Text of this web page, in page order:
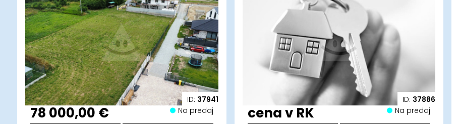
ID: 37941
78 000,00 € Na predaj
ID: 37886
cena v RK Na predaj